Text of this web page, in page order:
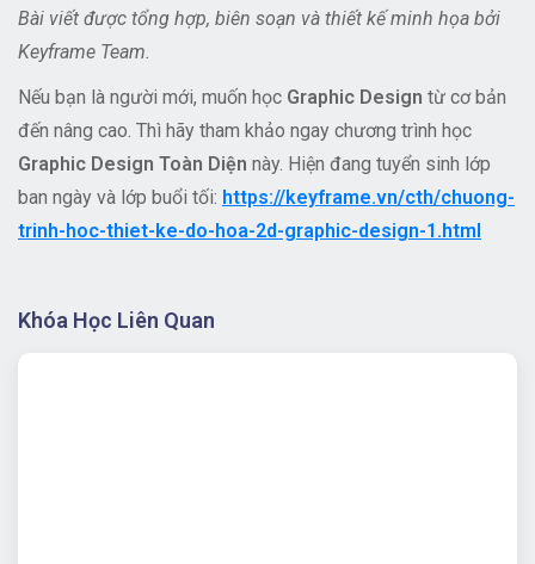
Bài viết được tổng hợp, biên soạn và thiết kế minh họa bởi
Keyframe Team.
Nếu bạn là người mới, muốn học Graphic Design từ cơ bản
đến nâng cao. Thì hãy tham khảo ngay chương trình học
Graphic Design Toàn Diện này. Hiện đang tuyển sinh lớp
ban ngày và lớp buổi tối: https://keyframe.vn/cth/chuong-
trinh-hoc-thiet-ke-do-hoa-2d-graphic-design-1.html
Khóa Học Liên Quan